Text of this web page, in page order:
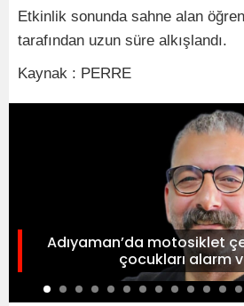
Etkinlik sonunda sahne alan
tarafından uzun süre alkışlandı.
Kaynak : PERRE
Adıyaman’da motosiklet
çocukları alarm